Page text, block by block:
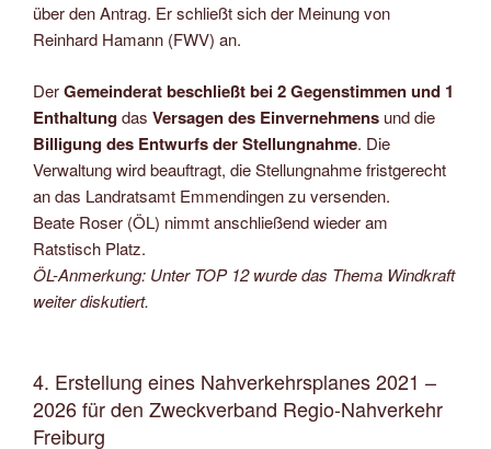
über den Antrag. Er schließt sich der Meinung von
Reinhard Hamann (FWV) an.
DerGemeinderat beschließt bei 2 Gegenstimmen und 1
Enthaltungdas Versagen des Einvernehmens und die
Billigung des Entwurfs der Stellungnahme. Die
Verwaltung wird beauftragt, die Stellungnahme fristgerecht
an das Landratsamt Emmendingen zu versenden.
Beate Roser (ÖL) nimmt anschließend wieder am
Ratstisch Platz.
ÖL-Anmerkung: Unter TOP 12 wurde das Thema Windkraft
weiter diskutiert.
4. Erstellung eines Nahverkehrsplanes 2021 –
2026 für den Zweckverband Regio-Nahverkehr
Freiburg